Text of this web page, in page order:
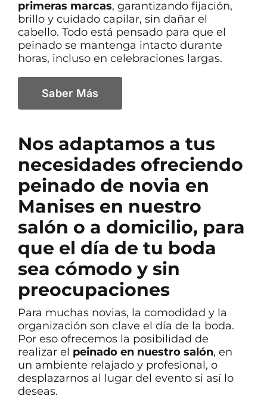
primeras marcas, garantizando fijación,
brillo y cuidado capilar, sin dañar el
cabello. Todo está pensado para que el
peinado se mantenga intacto durante
horas, incluso en celebraciones largas.
Saber Más
Nos adaptamos a tus
necesidades ofreciendo
peinado de novia en
Manises en nuestro
salón o a domicilio, para
que el día de tu boda
sea cómodo y sin
preocupaciones
Para muchas novias, la comodidad y la
organización son clave el día de la boda.
Por eso ofrecemos la posibilidad de
realizar el peinado en nuestro salón, en
un ambiente relajado y profesional, o
desplazarnos al lugar del evento si así lo
deseas.